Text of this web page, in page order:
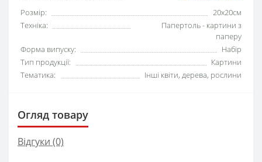
Розмір:
20х20см
Техніка:
Папертоль - картини з
паперу
Форма випуску:
Набір
Тип продукції:
Картини
Тематика:
Інші квіти, дерева, рослини
Огляд товару
Відгуки (0)